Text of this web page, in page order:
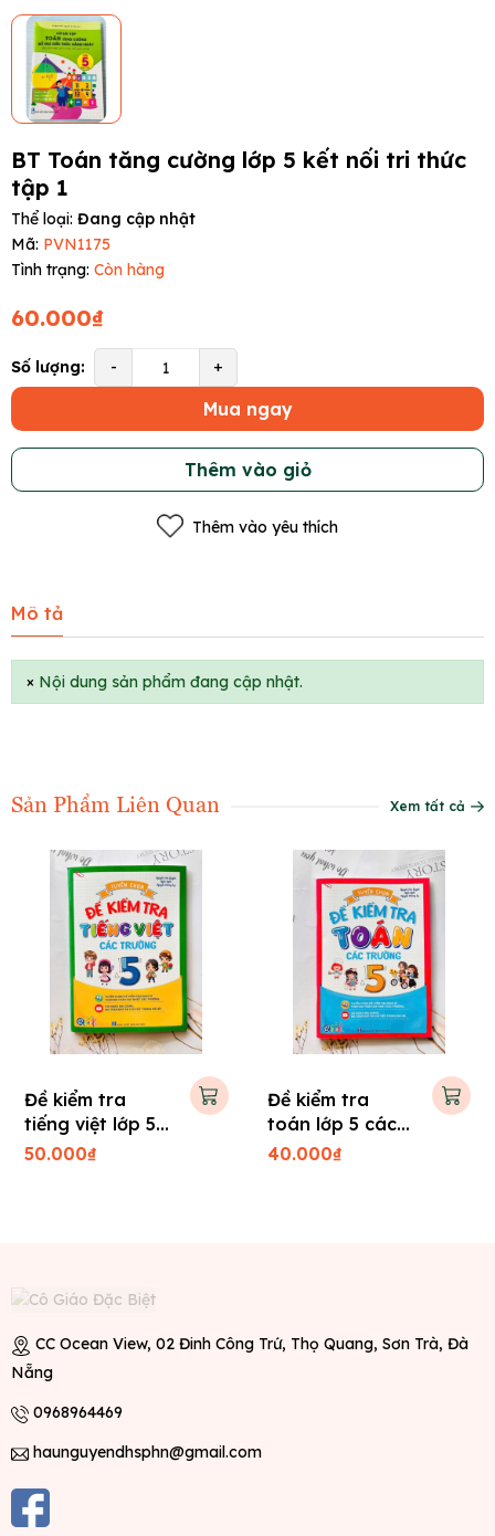
BT Toán tăng cường lớp 5 kết nối tri thức
tập 1
Thể loại: Đang cập nhật
Mã: PVN1175
Tình trạng: Còn hàng
60.000₫
Số lượng: - +
Mua ngay
Thêm vào giỏ
Thêm vào yêu thích
Mô tả
× Nội dung sản phẩm đang cập nhật.
Sản Phẩm Liên Quan Xem tất cả
Đề kiểm tra
tiếng việt lớp 5
các trường
50.000₫
Đề kiểm tra
toán lớp 5 các
trường
40.000₫
CC Ocean View, 02 Đinh Công Trứ, Thọ Quang, Sơn Trà, Đà
Nẵng
0968964469
haunguyendhsphn@gmail.com